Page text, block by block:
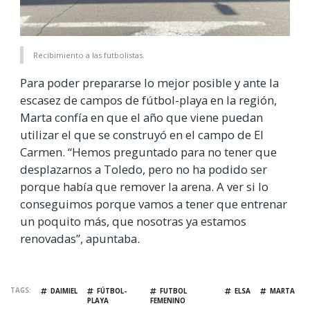
Recibimiento a las futbolistas.
Para poder prepararse lo mejor posible y ante la
escasez de campos de fútbol-playa en la región,
Marta confía en que el año que viene puedan
utilizar el que se construyó en el campo de El
Carmen. “Hemos preguntado para no tener que
desplazarnos a Toledo, pero no ha podido ser
porque había que remover la arena. A ver si lo
conseguimos porque vamos a tener que entrenar
un poquito más, que nosotras ya estamos
renovadas”, apuntaba.
TAGS DAIMIEL
FÚTBOL-
PLAYA
FUTBOL
FEMENINO
ELSA MARTA